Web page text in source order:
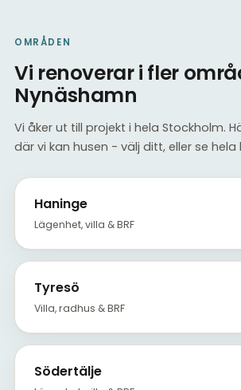
OMRÅDEN
Vi renoverar i fler
Nynäshamn
Vi åker ut till projekt i hela Stockholm.
där vi kan husen - välj ditt, eller se hela
Haninge
Lägenhet, villa & BRF
Tyresö
Villa, radhus & BRF
Södertälje